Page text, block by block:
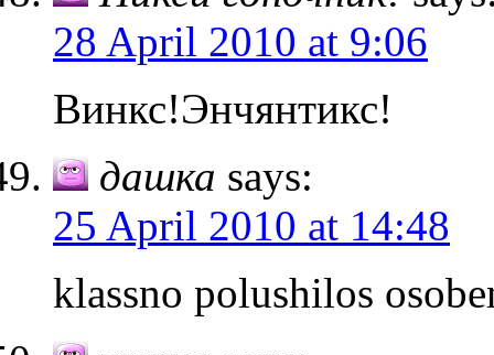
28 April 2010 at 9:06
Винкс!Энчянтикс!
дашка says:
25 April 2010 at 14:48
klassno polushilos